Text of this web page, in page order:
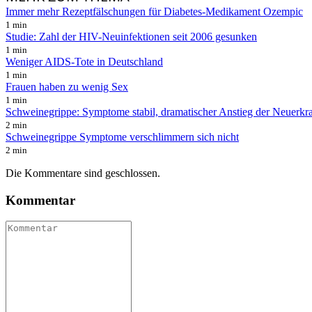
Immer mehr Rezeptfälschungen für Diabetes-Medikament Ozempic
1 min
Studie: Zahl der HIV-Neuinfektionen seit 2006 gesunken
1 min
Weniger AIDS-Tote in Deutschland
1 min
Frauen haben zu wenig Sex
1 min
Schweinegrippe: Symptome stabil, dramatischer Anstieg der
2 min
Schweinegrippe Symptome verschlimmern sich nicht
2 min
Die Kommentare sind geschlossen.
Kommentar